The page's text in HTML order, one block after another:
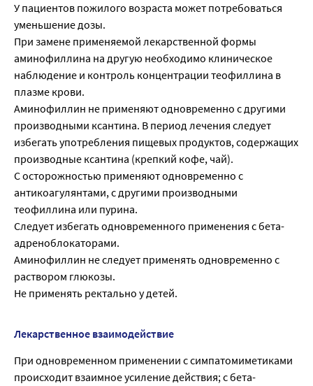
У пациентов пожилого возраста может потребоваться
уменьшение дозы.
При замене применяемой лекарственной формы
аминофиллина на другую необходимо клиническое
наблюдение и контроль концентрации теофиллина в
плазме крови.
Аминофиллин не применяют одновременно с другими
производными ксантина. В период лечения следует
избегать употребления пищевых продуктов, содержащих
производные ксантина (крепкий кофе, чай).
С осторожностью применяют одновременно с
антикоагулянтами, с другими производными
теофиллина или пурина.
Следует избегать одновременного применения с бета-
адреноблокаторами.
Аминофиллин не следует применять одновременно с
раствором глюкозы.
Не применять ректально у детей.
Лекарственное взаимодействие
При одновременном применении с симпатомиметиками
происходит взаимное усиление действия; с бета-